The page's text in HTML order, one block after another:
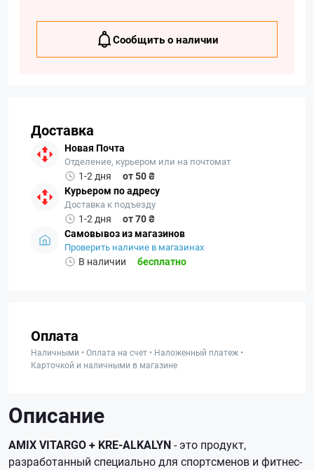
Сообщить о наличии
Доставка
Новая Почта
Отделение, курьером или на почтомат
1-2 дня
от 50 ₴
Курьером по адресу
Доставка к подъезду
1-2 дня
от 70 ₴
Самовывоз из магазинов
Проверить наличие в магазинах
В наличии бесплатно
Оплата
Наличными • Оплата на счет • Наложенный платеж •
Карточкой и наличными в магазине
Описание
AMIX VITARGO + KRE-ALKALYN- это продукт,
разработанный специально для спортсменов и фитнес-